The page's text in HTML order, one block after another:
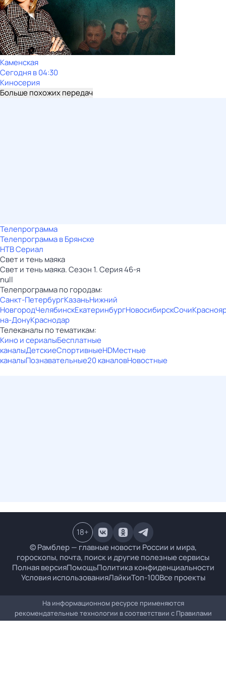
Каменская
Сегодня в 04:30
Киносерия
Больше похожих передач
Телепрограмма
Телепрограмма в Брянске
НТВ Сериал
Свет и тень маяка
Свет и тень маяка. Сезон 1. Серия 46-я
null
Телепрограмма по городам:
Санкт-ПетербургКазаньНижний
НовгородЧелябинскЕкатеринбургНовосибирскСочи
на-ДонуКраснодар
Телеканалы по тематикам:
Кино и сериалыБесплатные
каналыДетскиеСпортивныеHDМестные
каналыПознавательные20 каналовНовостные
© Рамблер — главные новости России и мира,
гороскопы, почта, поиск и другие полезные сервисы
Полная версияПомощьПолитика конфиденциальности
Условия использованияЛайкиТоп-100Все проекты
18+
На информационном ресурсе применяются
рекомендательные технологии в соответствии с Правилами